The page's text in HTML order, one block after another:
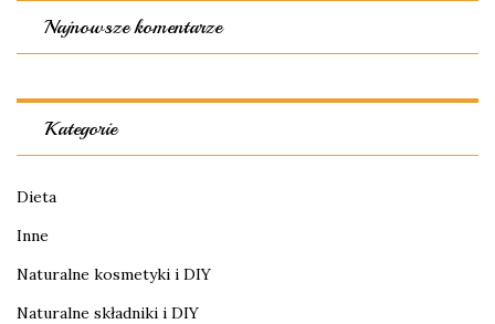
Najnowsze komentarze
Kategorie
Dieta
Inne
Naturalne kosmetyki i DIY
Naturalne składniki i DIY